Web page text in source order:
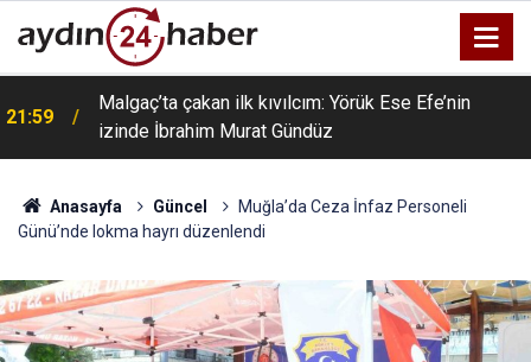
21:22
Zafer Partisi Aydın İl Başkanı Akın: Aydın susuzluğa
değil, çözüm üreten yönetimlere ihtiyaç duyuyor
Anasayfa Güncel
Muğla’da Ceza İnfaz Personeli
Günü’nde lokma hayrı düzenlendi